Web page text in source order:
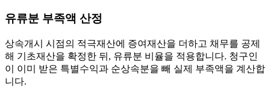
유류분 부족액 산정
상속개시 시점의 적극재산에 증여재산을 더하고 채무를 공제
해 기초재산을 확정한 뒤, 유류분 비율을 적용합니다. 청구인
이 이미 받은 특별수익과 순상속분을 빼 실제 부족액을 계산합
니다.